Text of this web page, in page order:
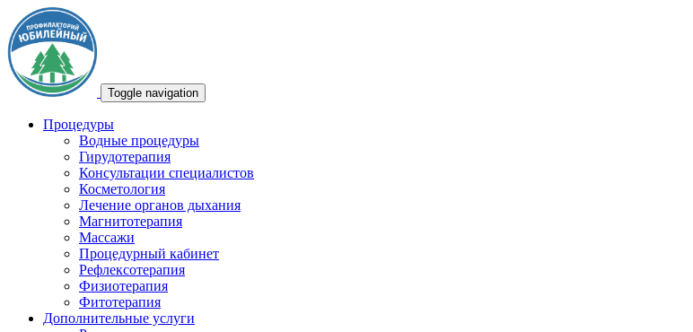
Toggle navigation
Процедуры
Водные процедуры
Гирудотерапия
Консультации специалистов
Косметология
Лечение органов дыхания
Магнитотерапия
Массажи
Процедурный кабинет
Рефлексотерапия
Физиотерапия
Фитотерапия
Дополнительные услуги